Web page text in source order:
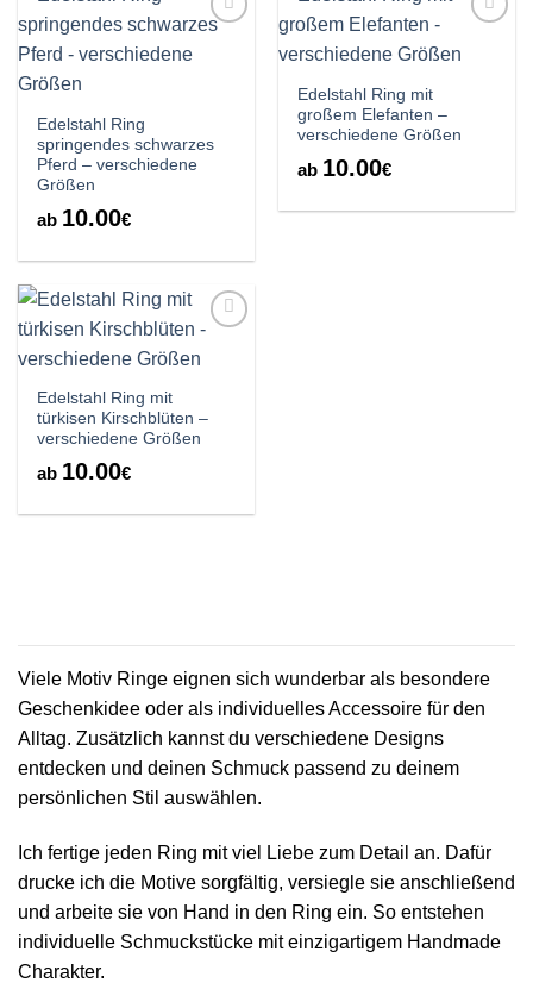
Wunschliste
Edelstahl Ring
springendes schwarzes
Pferd – verschiedene
Größen
ab 10.00€
Wunschliste
Edelstahl Ring mit
großem Elefanten –
verschiedene Größen
ab 10.00€
Wunschliste
Edelstahl Ring mit
türkisen Kirschblüten –
verschiedene Größen
ab 10.00€
Viele Motiv Ringe eignen sich wunderbar als besondere
Geschenkidee oder als individuelles Accessoire für den
Alltag. Zusätzlich kannst du verschiedene Designs
entdecken und deinen Schmuck passend zu deinem
persönlichen Stil auswählen.
Ich fertige jeden Ring mit viel Liebe zum Detail an. Dafür
drucke ich die Motive sorgfältig, versiegle sie anschließend
und arbeite sie von Hand in den Ring ein. So entstehen
individuelle Schmuckstücke mit einzigartigem Handmade
Charakter.